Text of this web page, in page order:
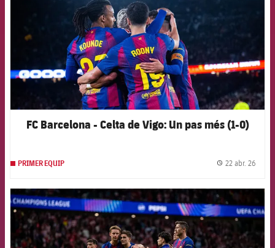
FC Barcelona - Celta de Vigo: Un pas més (1-0)
PRIMER EQUIP 22 abr. 26
FCB Barcelona badge